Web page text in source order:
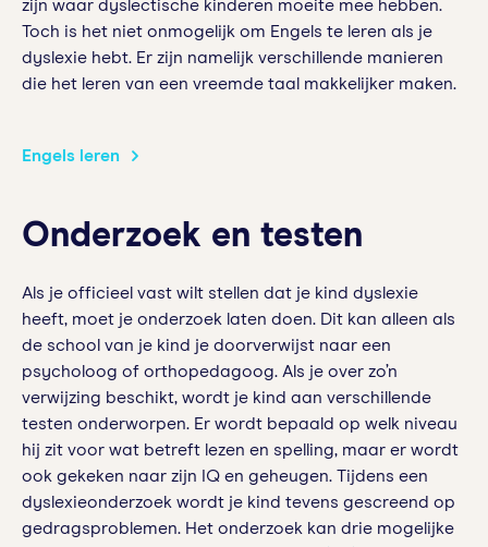
zijn waar dyslectische kinderen moeite mee hebben.
Toch is het niet onmogelijk om Engels te leren als je
dyslexie hebt. Er zijn namelijk verschillende manieren
die het leren van een vreemde taal makkelijker maken.
Engels leren
Onderzoek en testen
Als je officieel vast wilt stellen dat je kind dyslexie
heeft, moet je onderzoek laten doen. Dit kan alleen als
de school van je kind je doorverwijst naar een
psycholoog of orthopedagoog. Als je over zo’n
verwijzing beschikt, wordt je kind aan verschillende
testen onderworpen. Er wordt bepaald op welk niveau
hij zit voor wat betreft lezen en spelling, maar er wordt
ook gekeken naar zijn IQ en geheugen. Tijdens een
dyslexieonderzoek wordt je kind tevens gescreend op
gedragsproblemen. Het onderzoek kan drie mogelijke